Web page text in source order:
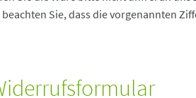
beachten Sie, dass die vorgenannten